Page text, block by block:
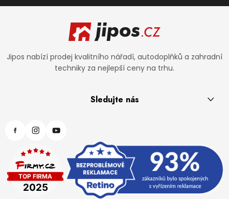
Zápatí
Jipos nabízí prodej kvalitního nářadí, autodoplňků a zahradní
techniky za nejlepší ceny na trhu.
Sledujte nás